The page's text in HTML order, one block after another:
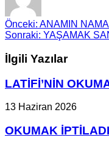
Önceki: ANAMIN
Sonraki: YAŞAMAK
İlgili Yazılar
LATİFİ’NİN
13 Haziran 2026
OKUMAK